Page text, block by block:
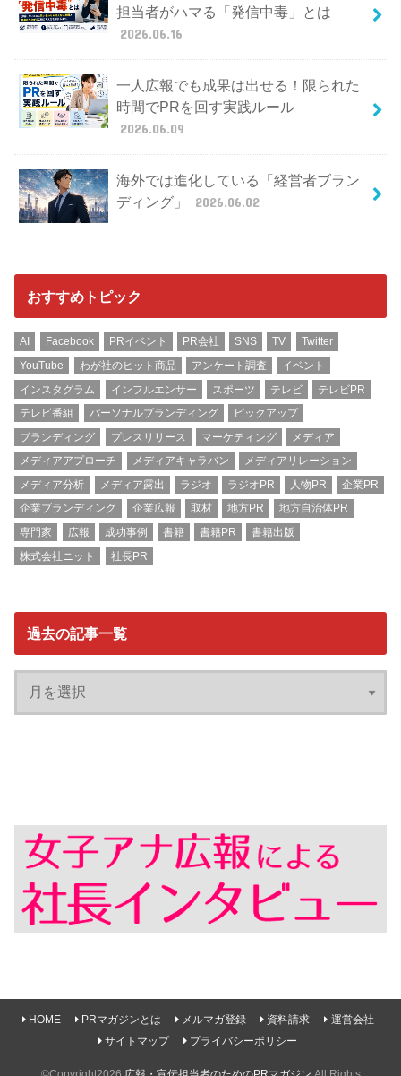
担当者がハマる「発信中毒」とは
2026.06.16
一人広報でも成果は出せる！限られた
時間でPRを回す実践ルール
2026.06.09
海外では進化している「経営者ブラン
ディング」
2026.06.02
おすすめトピック
AI Facebook PRイベント PR会社 SNS TV
Twitter
YouTube
わが社のヒット商品 アンケート調査
イベント
インスタグラム
インフルエンサー スポーツ テレビ
テレビPR
テレビ番組
パーソナルブランディング
ピックアップ
ブランディング
プレスリリース マーケティング
メディア
メディアアプローチ
メディアキャラバン
メディアリレーション
メディア分析
メディア露出 ラジオ ラジオPR 人物PR
企業PR
企業ブランディング
企業広報 取材 地方PR
地方自治体PR
専門家
広報 成功事例 書籍 書籍PR
書籍出版
株式会社ニット
社長PR
過去の記事一覧
HOME PRマガジンとは メルマガ登録 資料請求
運営会社
サイトマップ
プライバシーポリシー